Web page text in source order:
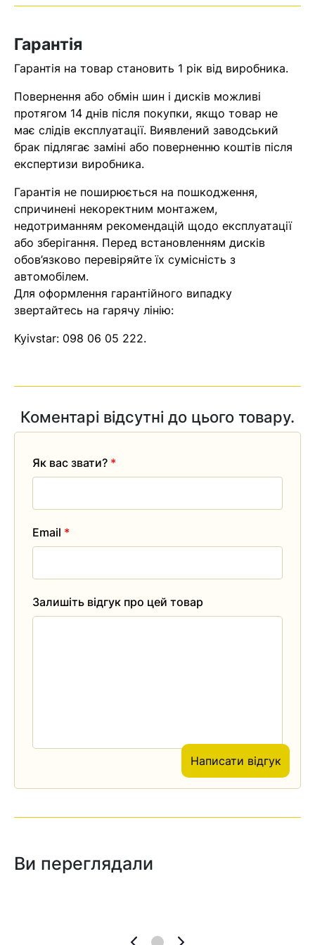
Помилка:Contact form не
Оператор зв’яжеться з вами
Гарантія
Гарантія на товар становить 1 рік від виробника.
Повернення або обмін шин і дисків можливі
протягом 14 днів після покупки, якщо товар не
має слідів експлуатації. Виявлений заводський
брак підлягає заміні або поверненню коштів після
експертизи виробника.
Гарантія не поширюється на пошкодження,
спричинені некоректним монтажем,
недотриманням рекомендацій щодо експлуатації
або зберігання. Перед встановленням дисків
обов’язково перевіряйте їх сумісність з
автомобілем.
Для оформлення гарантійного випадку
звертайтесь на гарячу лінію:
Kyivstar: 098 06 05 222.
Коментарі відсутні до цього товару.
Залишіть відгук про цей товар
Як вас звати? *
Email *
Написати відгук
Ви переглядали